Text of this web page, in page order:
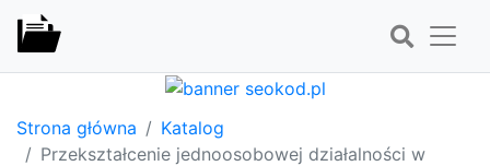
Strona główna
Katalog
Przekształcenie jednoosobowej działalności w